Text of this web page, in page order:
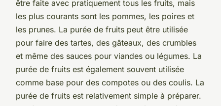
être faite avec pratiquement tous les fruits, mais
les plus courants sont les pommes, les poires et
les prunes. La purée de fruits peut être utilisée
pour faire des tartes, des gâteaux, des crumbles
et même des sauces pour viandes ou légumes. La
purée de fruits est également souvent utilisée
comme base pour des compotes ou des coulis. La
purée de fruits est relativement simple à préparer.